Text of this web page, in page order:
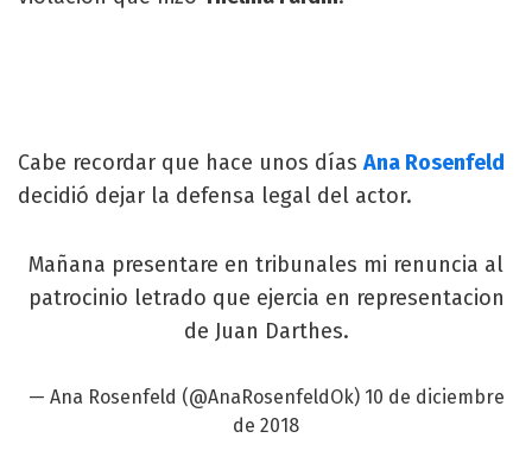
Cabe recordar que hace unos días Ana Rosenfeld
decidió dejar la defensa legal del actor.
Mañana presentare en tribunales mi renuncia al
patrocinio letrado que ejercia en representacion
de Juan Darthes.
— Ana Rosenfeld (@AnaRosenfeldOk) 10 de diciembre
de 2018